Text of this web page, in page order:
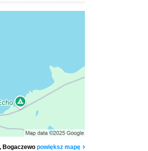
, Bogaczewo powiększ mapę